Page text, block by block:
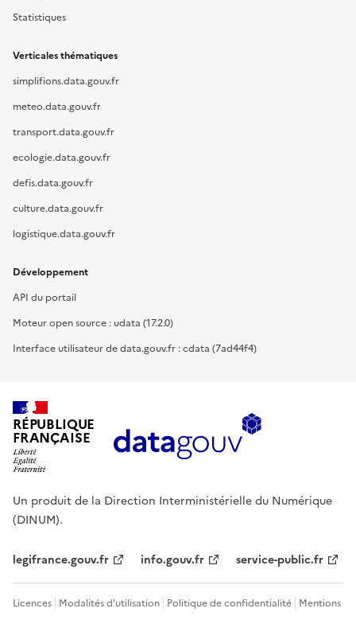
Statistiques
Verticales thématiques
simplifions.data.gouv.fr
meteo.data.gouv.fr
transport.data.gouv.fr
ecologie.data.gouv.fr
defis.data.gouv.fr
culture.data.gouv.fr
logistique.data.gouv.fr
Développement
API du portail
Moteur open source : udata (17.2.0)
Interface utilisateur de data.gouv.fr : cdata (7ad44f4)
RÉPUBLIQUE
FRANÇAISE
Un produit de la Direction Interministérielle du Numérique
(DINUM).
legifrance.gouv.fr info.gouv.fr service-public.fr
Licences Modalités d'utilisation Politique de confidentialité Mentions